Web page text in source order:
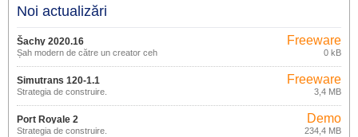
Noi actualizări
Šachy 2020.16
Șah modern de către un creator ceh
Freeware
0 kB
Simutrans 120-1.1
Strategia de construire.
Freeware
3,4 MB
Port Royale 2
Strategia de construire.
Demo
234,4 MB